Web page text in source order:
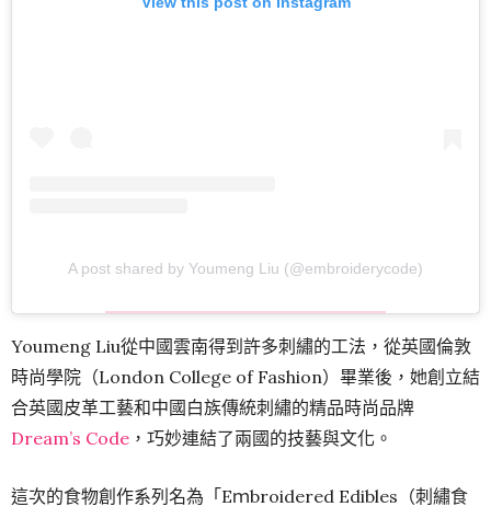
A post shared by Youmeng Liu (@embroiderycode)
Youmeng Liu從中國雲南得到許多刺繡的工法，從英國倫敦
時尚學院（London College of Fashion）畢業後，她創立結
合英國皮革工藝和中國白族傳統刺繡的精品時尚品牌
Dream’s Code ，巧妙連結了兩國的技藝與文化。
這次的食物創作系列名為「Eｍbroidered Edibles（刺繡食